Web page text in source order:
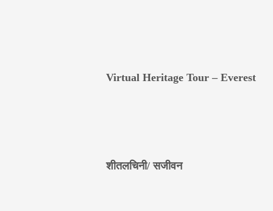
Virtual Heritage Tour – Everest
शीतलचिनी/ सजीवन